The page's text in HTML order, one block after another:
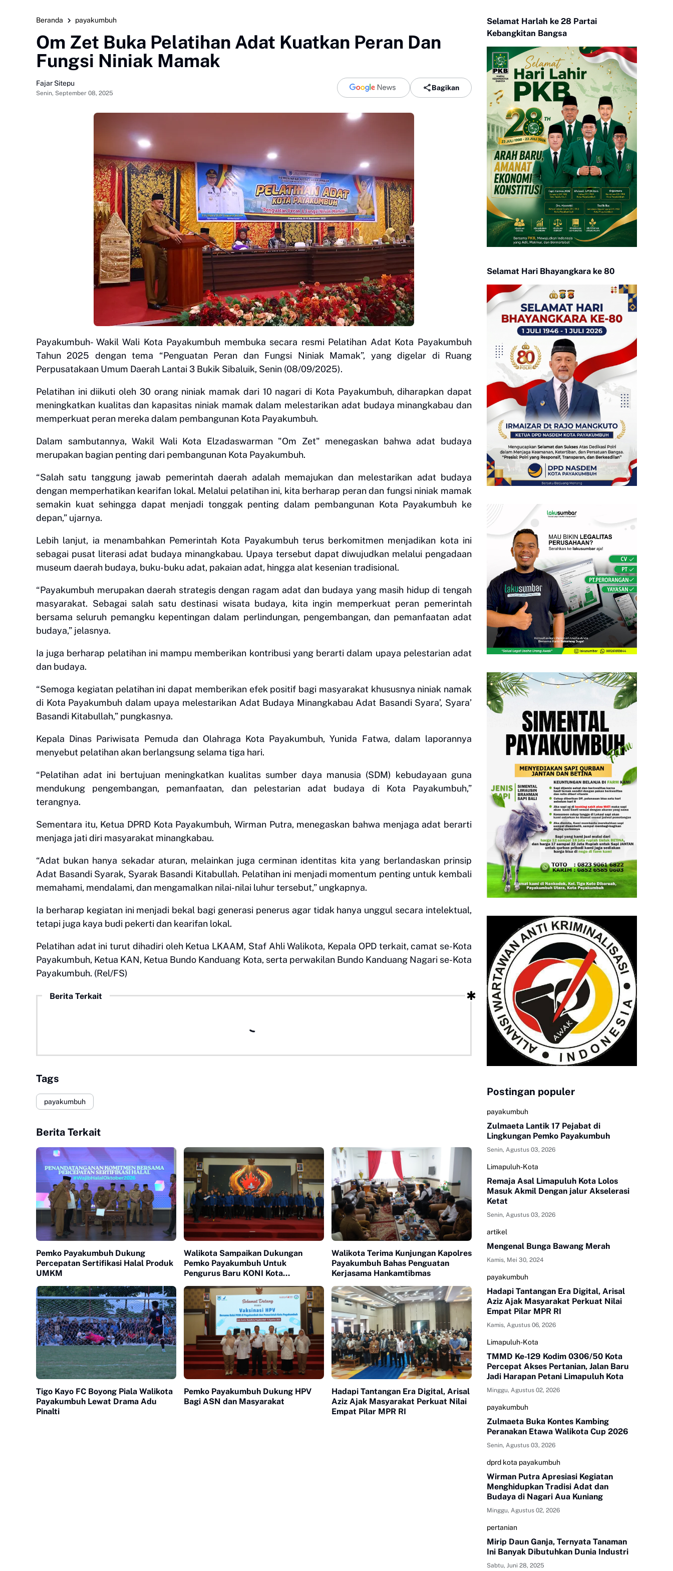
Beranda payakumbuh
Om Zet Buka Pelatihan Adat Kuatkan Peran Dan
Fungsi Niniak Mamak
Fajar Sitepu
Senin, September 08, 2025
Bagikan
Payakumbuh- Wakil Wali Kota Payakumbuh membuka secara resmi Pelatihan Adat Kota Payakumbuh
Tahun 2025 dengan tema “Penguatan Peran dan Fungsi Niniak Mamak”, yang digelar di Ruang
Perpusatakaan Umum Daerah Lantai 3 Bukik Sibaluik, Senin (08/09/2025).
Pelatihan ini diikuti oleh 30 orang niniak mamak dari 10 nagari di Kota Payakumbuh, diharapkan dapat
meningkatkan kualitas dan kapasitas niniak mamak dalam melestarikan adat budaya minangkabau dan
memperkuat peran mereka dalam pembangunan Kota Payakumbuh.
Dalam sambutannya, Wakil Wali Kota Elzadaswarman "Om Zet" menegaskan bahwa adat budaya
merupakan bagian penting dari pembangunan Kota Payakumbuh.
“Salah satu tanggung jawab pemerintah daerah adalah memajukan dan melestarikan adat budaya
dengan memperhatikan kearifan lokal. Melalui pelatihan ini, kita berharap peran dan fungsi niniak mamak
semakin kuat sehingga dapat menjadi tonggak penting dalam pembangunan Kota Payakumbuh ke
depan,” ujarnya.
Lebih lanjut, ia menambahkan Pemerintah Kota Payakumbuh terus berkomitmen menjadikan kota ini
sebagai pusat literasi adat budaya minangkabau. Upaya tersebut dapat diwujudkan melalui pengadaan
museum daerah budaya, buku-buku adat, pakaian adat, hingga alat kesenian tradisional.
“Payakumbuh merupakan daerah strategis dengan ragam adat dan budaya yang masih hidup di tengah
masyarakat. Sebagai salah satu destinasi wisata budaya, kita ingin memperkuat peran pemerintah
bersama seluruh pemangku kepentingan dalam perlindungan, pengembangan, dan pemanfaatan adat
budaya,” jelasnya.
Ia juga berharap pelatihan ini mampu memberikan kontribusi yang berarti dalam upaya pelestarian adat
dan budaya.
“Semoga kegiatan pelatihan ini dapat memberikan efek positif bagi masyarakat khususnya niniak namak
di Kota Payakumbuh dalam upaya melestarikan Adat Budaya Minangkabau Adat Basandi Syara’, Syara’
Basandi Kitabullah,” pungkasnya.
Kepala Dinas Pariwisata Pemuda dan Olahraga Kota Payakumbuh, Yunida Fatwa, dalam laporannya
menyebut pelatihan akan berlangsung selama tiga hari.
“Pelatihan adat ini bertujuan meningkatkan kualitas sumber daya manusia (SDM) kebudayaan guna
mendukung pengembangan, pemanfaatan, dan pelestarian adat budaya di Kota Payakumbuh,”
terangnya.
Sementara itu, Ketua DPRD Kota Payakumbuh, Wirman Putra, menegaskan bahwa menjaga adat berarti
menjaga jati diri masyarakat minangkabau.
“Adat bukan hanya sekadar aturan, melainkan juga cerminan identitas kita yang berlandaskan prinsip
Adat Basandi Syarak, Syarak Basandi Kitabullah. Pelatihan ini menjadi momentum penting untuk kembali
memahami, mendalami, dan mengamalkan nilai-nilai luhur tersebut,” ungkapnya.
Ia berharap kegiatan ini menjadi bekal bagi generasi penerus agar tidak hanya unggul secara intelektual,
tetapi juga kaya budi pekerti dan kearifan lokal.
Pelatihan adat ini turut dihadiri oleh Ketua LKAAM, Staf Ahli Walikota, Kepala OPD terkait, camat se-Kota
Payakumbuh, Ketua KAN, Ketua Bundo Kanduang Kota, serta perwakilan Bundo Kanduang Nagari se-Kota
Payakumbuh. (Rel/FS)
Berita Terkait
Tags
payakumbuh
Berita Terkait
Pemko Payakumbuh Dukung
Percepatan Sertifikasi Halal Produk
UMKM
Walikota Sampaikan Dukungan
Pemko Payakumbuh Untuk
Pengurus Baru KONI Kota
Walikota Terima Kunjungan Kapolres
Payakumbuh Bahas Penguatan
Kerjasama Hankamtibmas
Tigo Kayo FC Boyong Piala Walikota
Payakumbuh Lewat Drama Adu
Pinalti
Pemko Payakumbuh Dukung HPV
Bagi ASN dan Masyarakat
Hadapi Tantangan Era Digital, Arisal
Aziz Ajak Masyarakat Perkuat Nilai
Empat Pilar MPR RI
Selamat Harlah ke 28 Partai
Kebangkitan Bangsa
Selamat Hari Bhayangkara ke 80
Postingan populer
payakumbuh
Zulmaeta Lantik 17 Pejabat di
Lingkungan Pemko Payakumbuh
Senin, Agustus 03, 2026
Limapuluh-Kota
Remaja Asal Limapuluh Kota Lolos
Masuk Akmil Dengan jalur Akselerasi
Ketat
Senin, Agustus 03, 2026
artikel
Mengenal Bunga Bawang Merah
Kamis, Mei 30, 2024
payakumbuh
Hadapi Tantangan Era Digital, Arisal
Aziz Ajak Masyarakat Perkuat Nilai
Empat Pilar MPR RI
Kamis, Agustus 06, 2026
Limapuluh-Kota
TMMD Ke-129 Kodim 0306/50 Kota
Percepat Akses Pertanian, Jalan Baru
Jadi Harapan Petani Limapuluh Kota
Minggu, Agustus 02, 2026
payakumbuh
Zulmaeta Buka Kontes Kambing
Peranakan Etawa Walikota Cup 2026
Senin, Agustus 03, 2026
dprd kota payakumbuh
Wirman Putra Apresiasi Kegiatan
Menghidupkan Tradisi Adat dan
Budaya di Nagari Aua Kuniang
Minggu, Agustus 02, 2026
pertanian
Mirip Daun Ganja, Ternyata Tanaman
Ini Banyak Dibutuhkan Dunia Industri
Sabtu, Juni 28, 2025